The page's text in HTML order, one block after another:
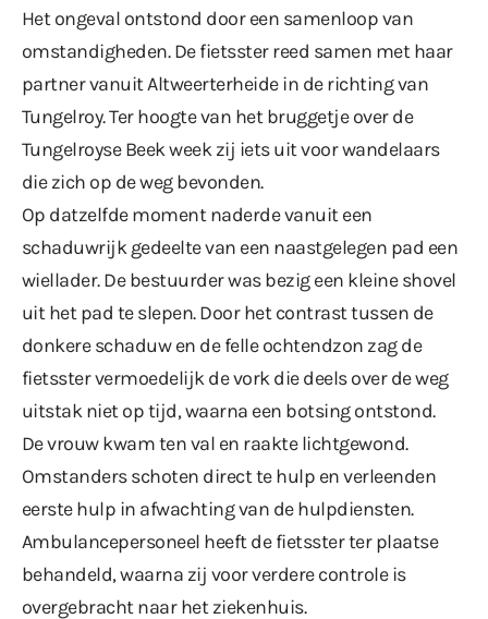
Het ongeval ontstond door een samenloop van
omstandigheden. De fietsster reed samen met haar
partner vanuit Altweerterheide in de richting van
Tungelroy. Ter hoogte van het bruggetje over de
Tungelroyse Beek week zij iets uit voor wandelaars
die zich op de weg bevonden.
Op datzelfde moment naderde vanuit een
schaduwrijk gedeelte van een naastgelegen pad een
wiellader. De bestuurder was bezig een kleine shovel
uit het pad te slepen. Door het contrast tussen de
donkere schaduw en de felle ochtendzon zag de
fietsster vermoedelijk de vork die deels over de weg
uitstak niet op tijd, waarna een botsing ontstond.
De vrouw kwam ten val en raakte lichtgewond.
Omstanders schoten direct te hulp en verleenden
eerste hulp in afwachting van de hulpdiensten.
Ambulancepersoneel heeft de fietsster ter plaatse
behandeld, waarna zij voor verdere controle is
overgebracht naar het ziekenhuis.